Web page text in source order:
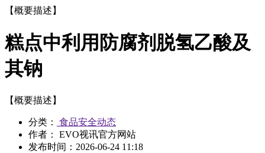
【概要描述】
糕点中利用防腐剂脱氢乙酸及
其钠
【概要描述】
分类：
食品安全动态
作者： EVO视讯官方网站
发布时间： 2026-06-24 11:18